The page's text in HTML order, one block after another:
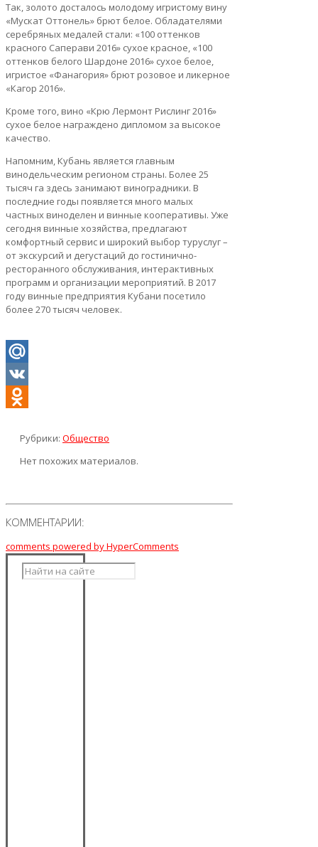
Так, золото досталось молодому игристому вину
«Мускат Оттонель» брют белое. Обладателями
серебряных медалей стали: «100 оттенков
красного Саперави 2016» сухое красное, «100
оттенков белого Шардоне 2016» сухое белое,
игристое «Фанагория» брют розовое и ликерное
«Кагор 2016».
Кроме того, вино «Крю Лермонт Рислинг 2016»
сухое белое награждено дипломом за высокое
качество.
Напомним, Кубань является главным
винодельческим регионом страны. Более 25
тысяч га здесь занимают виноградники. В
последние годы появляется много малых
частных виноделен и винные кооперативы. Уже
сегодня винные хозяйства, предлагают
комфортный сервис и широкий выбор туруслуг –
от экскурсий и дегустаций до гостинично-
ресторанного обслуживания, интерактивных
программ и организации мероприятий. В 2017
году винные предприятия Кубани посетило
более 270 тысяч человек.
Mail.Ru
VK
Рубрики: Общество
Нет похожих материалов.
КОММЕНТАРИИ:
comments powered by HyperComments